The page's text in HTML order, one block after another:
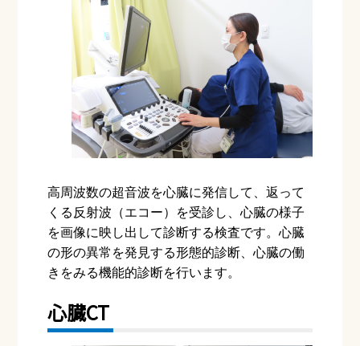
高周波数の超音波を心臓に発信して、返って
くる反射波（エコー）を受診し、心臓の様子
を画像に映し出して診断する検査です。心臓
の形の異常を発見する形態的診断、心臓の働
きをみる機能的診断を行います。
心臓CT